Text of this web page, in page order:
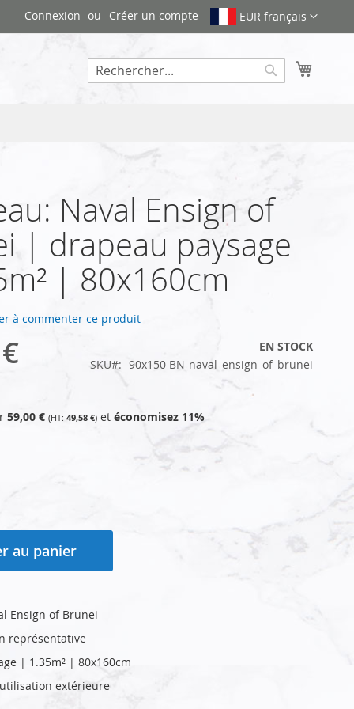
EUR français
Connexion Créer un compte
Naval Ensign of
| drapeau paysage
| 80x160cm
à commenter ce produit
EN STOCK
SKU
90x150 BN-naval_ensign_of_brunei
59,00 € 49,58 € et économisez 11%
au panier
Ensign of Brunei
représentative
| 1.35m² | 80x160cm
extérieure